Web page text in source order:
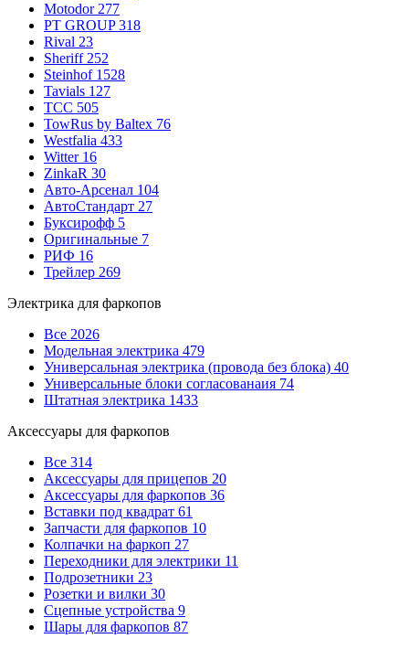
Motodor 277
PT GROUP 318
Rival 23
Sheriff 252
Steinhof 1528
Tavials 127
TCC 505
TowRus by Baltex 76
Westfalia 433
Witter 16
ZinkaR 30
Авто-Арсенал 104
АвтоСтандарт 27
Буксирофф 5
Оригинальные 7
РИФ 16
Трейлер 269
Электрика для фаркопов
Все 2026
Модельная электрика 479
Универсальная электрика (провода без блока) 40
Универсальные блоки согласованаия 74
Штатная электрика 1433
Аксессуары для фаркопов
Все 314
Аксессуары для прицепов 20
Аксессуары для фаркопов 36
Вставки под квадрат 61
Запчасти для фаркопов 10
Колпачки на фаркоп 27
Переходники для электрики 11
Подрозетники 23
Розетки и вилки 30
Сцепные устройства 9
Шары для фаркопов 87